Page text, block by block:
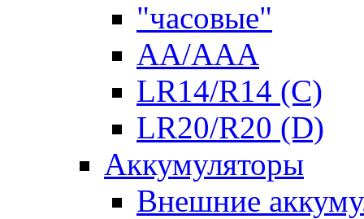
"часовые"
AA/AAA
LR14/R14 (C)
LR20/R20 (D)
Аккумуляторы
Внешние